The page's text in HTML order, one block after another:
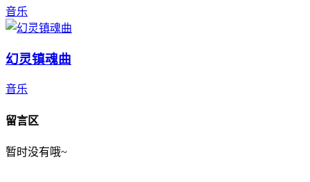
音乐
幻灵镇魂曲
音乐
留言区
暂时没有哦~